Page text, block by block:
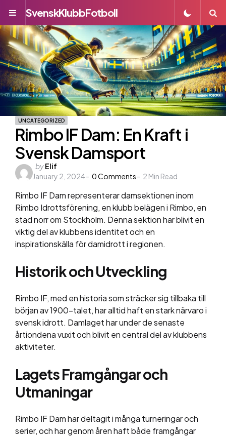
Menu
SvenskKlubbFotboll
UNCATEGORIZED
Rimbo IF Dam: En Kraft i
Svensk Damsport
Posted
by
byElif
January 2, 2024
0Comments 2 Min Read
Rimbo IF Dam representerar damsektionen inom
Rimbo Idrottsförening, en klubb belägen i Rimbo, en
stad norr om Stockholm. Denna sektion har blivit en
viktig del av klubbens identitet och en
inspirationskälla för damidrott i regionen.
Historik och Utveckling
Rimbo IF, med en historia som sträcker sig tillbaka till
början av 1900-talet, har alltid haft en stark närvaro i
svensk idrott. Damlaget har under de senaste
årtiondena vuxit och blivit en central del av klubbens
aktiviteter.
Lagets Framgångar och
Utmaningar
Rimbo IF Dam har deltagit i många turneringar och
serier, och har genom åren haft både framgångar